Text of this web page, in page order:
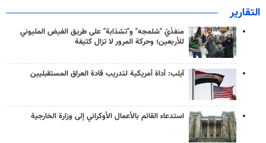
التقارير
منفذَيّ "شلمجه" و"تشذابة" على طريق الفيض المليوني
للأربعين؛ وحركة المرور لا تزال كثيفة
آيلب: أداة أمريكية لتدريب قادة العراق المستقبليين
استدعاء القائم بالأعمال الأوكراني إلى وزارة الخارجية